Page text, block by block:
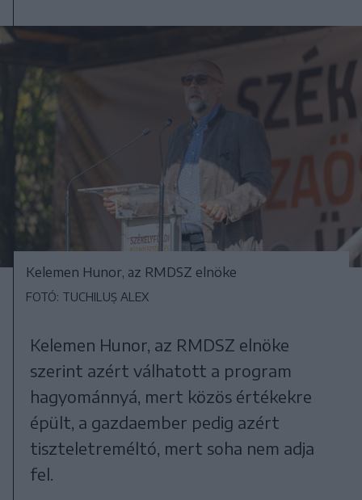
Kelemen Hunor, az RMDSZ elnöke
FOTÓ: TUCHILUȘ ALEX
Kelemen Hunor, az RMDSZ elnöke
szerint azért válhatott a program
hagyománnyá, mert közös értékekre
épült, a gazdaember pedig azért
tiszteletreméltó, mert soha nem adja
fel.